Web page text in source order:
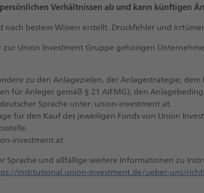
Verhältnissen ab und kann künftigen
bestem Wissen erstellt. Druckfehler und
Union Investment Gruppe gehörigen
zu den Anlagezielen, der Anlagestrategie,
für Anleger gemäß § 21 AIFMG), den
Sprache unter: union-investment.at.
für den Kauf des jeweiligen Fonds von Union
investment.at
Sprache und allfällige weitere Informationen zu
institutional.union-investment.de/ueber-uns/